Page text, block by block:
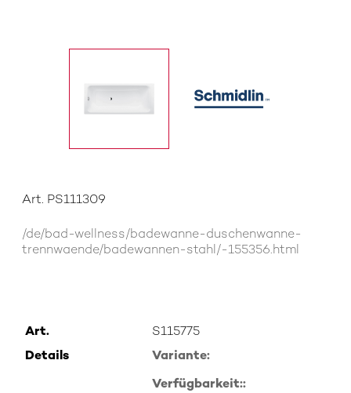
Art. PS111309
/de/bad-wellness/badewanne-duschenwanne-
trennwaende/badewannen-stahl/-155356.html
Art.
S115775
Details
Variante:
Verfügbarkeit::